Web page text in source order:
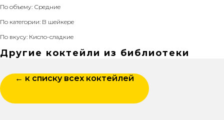
По объему: Средние
По категории: В шейкере
По вкусу: Кисло-сладкие
Другие коктейли из библиотеки
← к списку всех коктейлей